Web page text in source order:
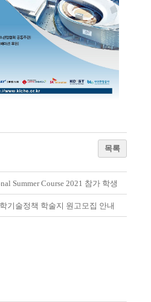
목록
Summer Course 2021 참가 학생
기술정책 학술지 원고모집 안내